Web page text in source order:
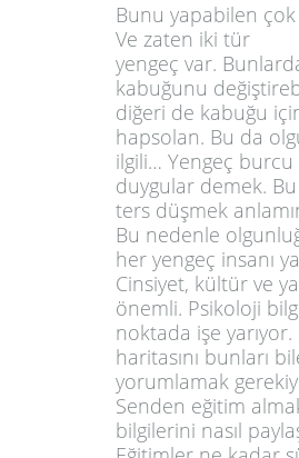
Bunu yapabilen
Ve zaten iki tür
yengeç var.
kabuğunu
diğeri de kabuğu
hapsolan. Bu da
ilgili… Yengeç
duygular demek.
ters düşmek
Bu nedenle
her yengeç insanı
Cinsiyet, kültür ve
önemli. Psikoloji
noktada işe
haritasını bunları
yorumlamak
Senden eğitim
bilgilerini nasıl